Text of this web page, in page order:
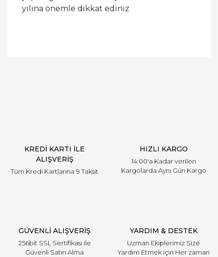
yılına önemle dikkat ediniz
KREDİ KARTI İLE
ALIŞVERİŞ
Tüm Kredi Kartlarına 9 Taksit
HIZLI KARGO
14:00'a Kadar verilen
Kargolarda Aynı Gün Kargo
GÜVENLİ ALIŞVERİŞ
256bit SSL Sertifikası ile
Güvenli Satın Alma
YARDIM & DESTEK
Uzman Ekiplerimiz Size
Yardım Etmek için Her zaman